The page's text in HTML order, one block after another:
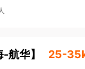
-航华】 25-